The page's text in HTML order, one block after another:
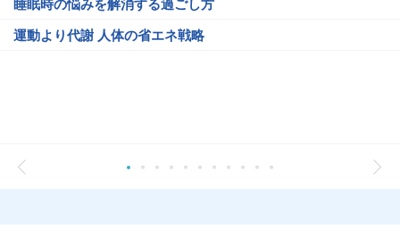
運動より代謝 人体の省エネ戦略